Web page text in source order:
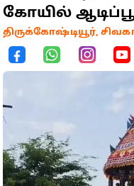
கோயில்
திருக்கோஷ்டியூர்,